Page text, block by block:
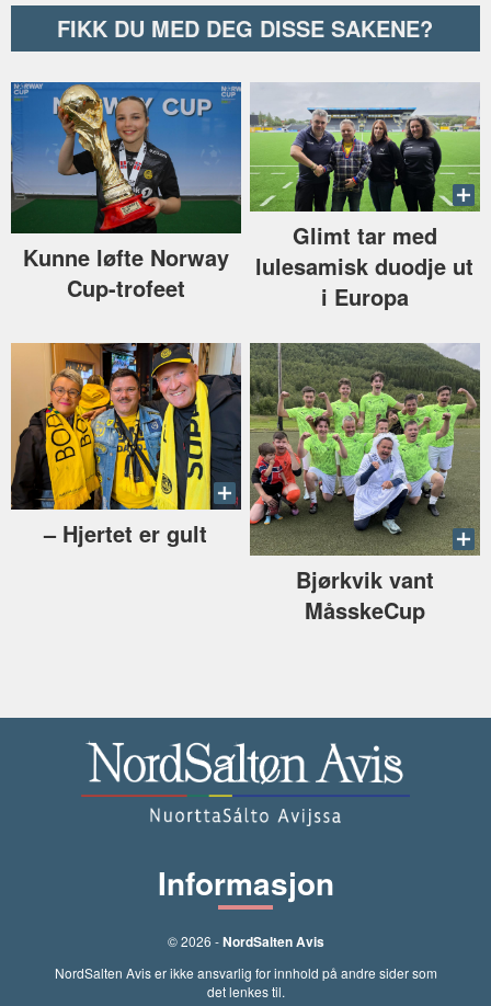
FIKK DU MED DEG DISSE SAKENE?
Kunne løfte Norway
Cup-trofeet
Glimt tar med
lulesamisk duodje ut
i Europa
–⁠ Hjertet er gult
Bjørkvik vant
MåsskeCup
Informasjon
© 2026 -NordSalten Avis
NordSalten Avis er ikke ansvarlig for innhold på andre sider som
det lenkes til.